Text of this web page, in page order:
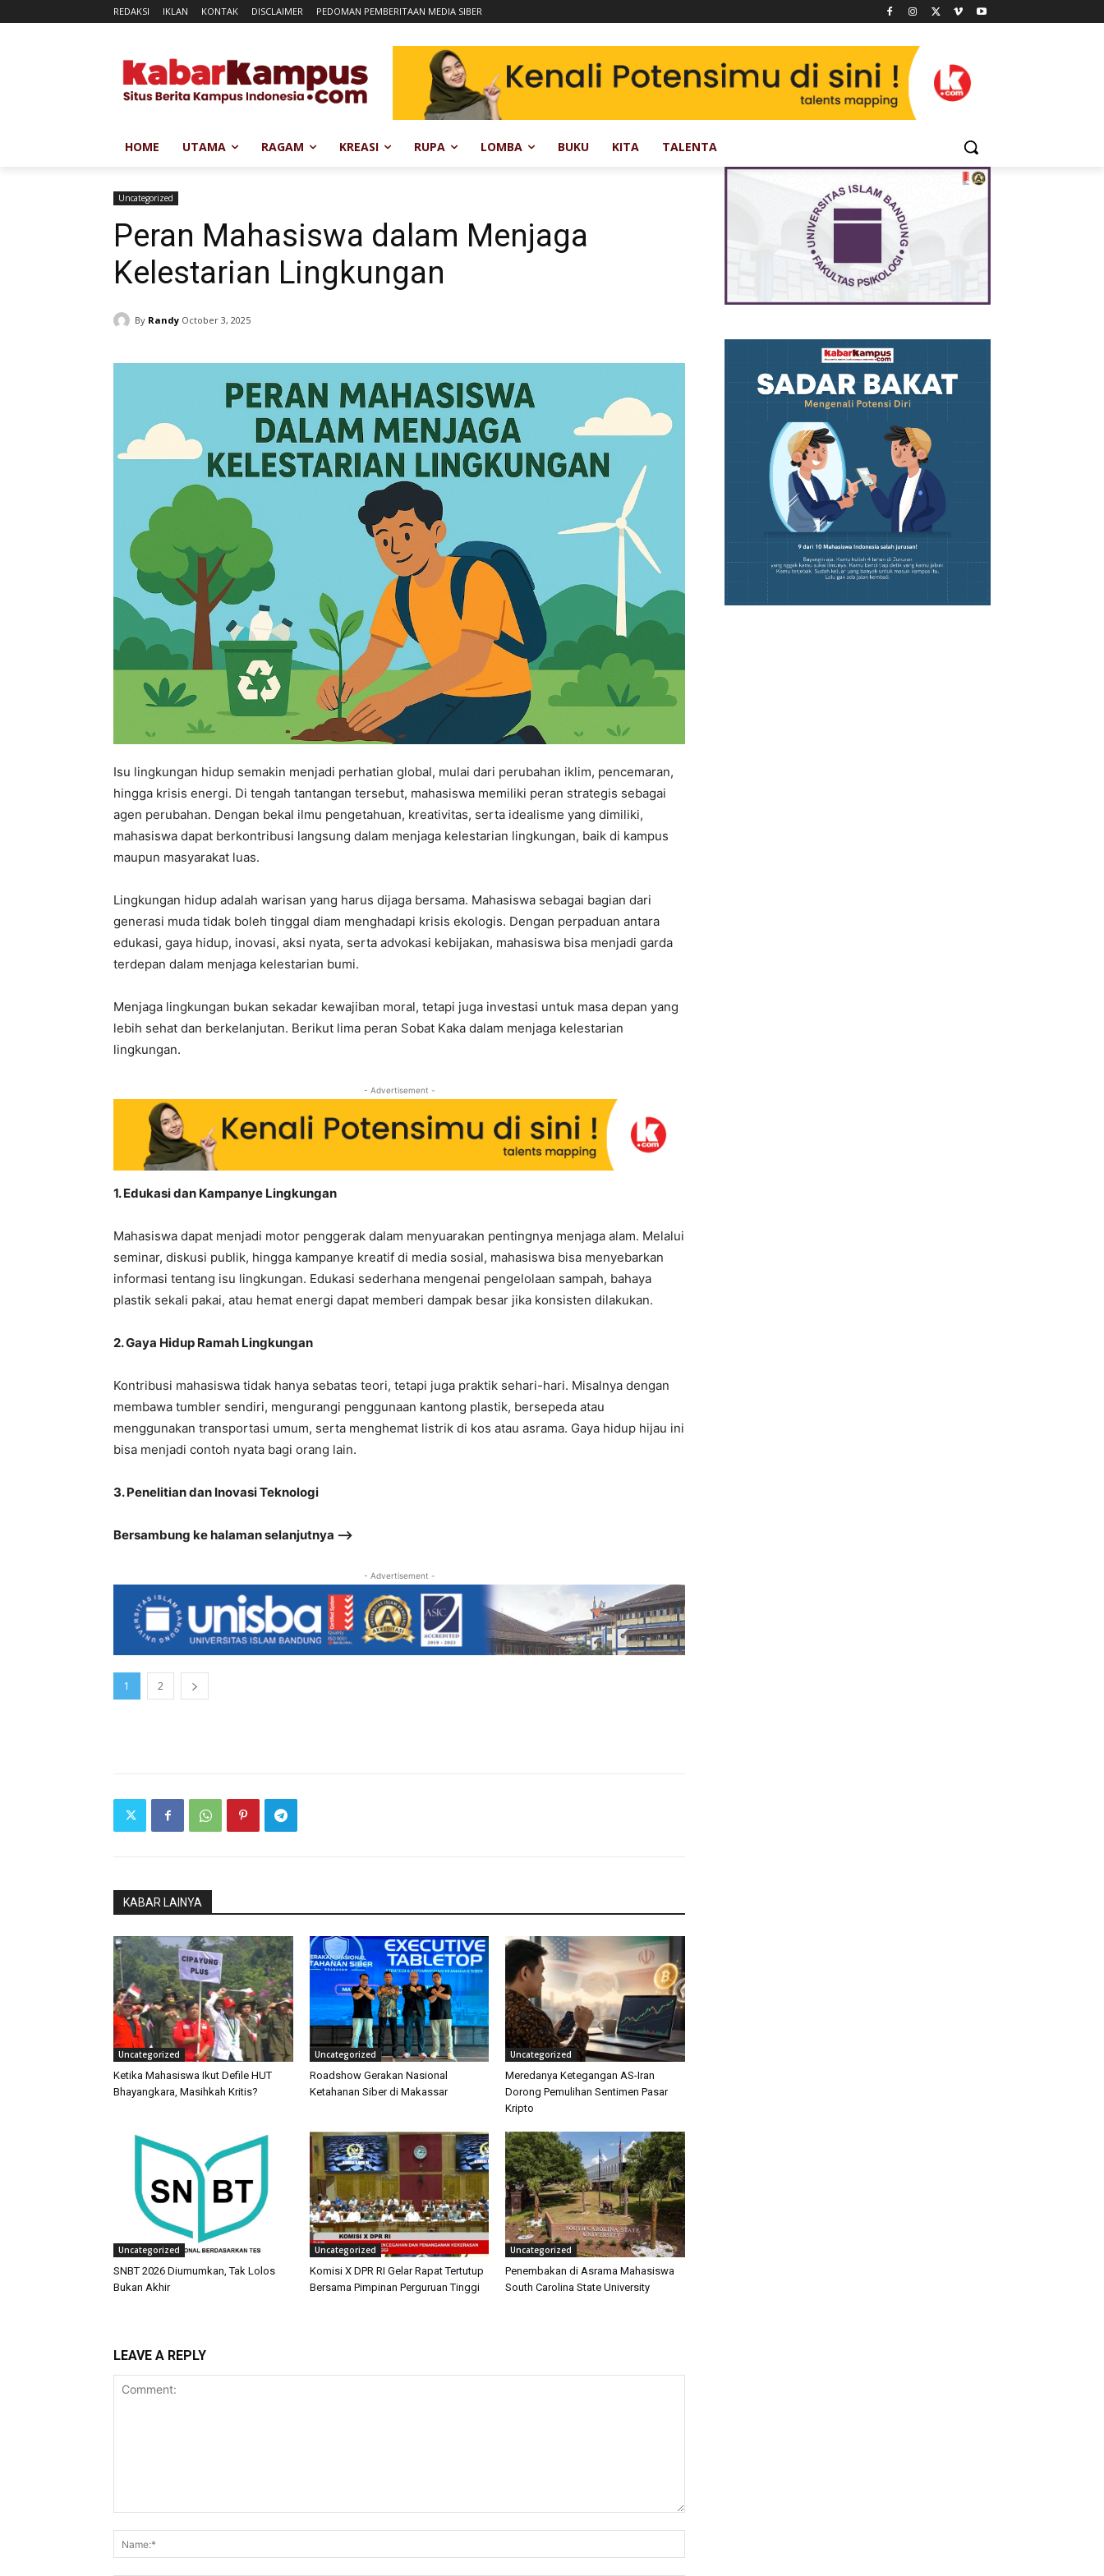
REDAKSI IKLAN KONTAK DISCLAIMER PEDOMAN PEMBERITAAN MEDIA SIBER
HOME UTAMA RAGAM KREASI RUPA LOMBA BUKU KITA TALENTA
Uncategorized
Peran Mahasiswa dalam Menjaga
Kelestarian Lingkungan
By Randy October 3, 2025
Isu lingkungan hidup semakin menjadi perhatian global, mulai dari perubahan iklim, pencemaran,
hingga krisis energi. Di tengah tantangan tersebut, mahasiswa memiliki peran strategis sebagai
agen perubahan. Dengan bekal ilmu pengetahuan, kreativitas, serta idealisme yang dimiliki,
mahasiswa dapat berkontribusi langsung dalam menjaga kelestarian lingkungan, baik di kampus
maupun masyarakat luas.
Lingkungan hidup adalah warisan yang harus dijaga bersama. Mahasiswa sebagai bagian dari
generasi muda tidak boleh tinggal diam menghadapi krisis ekologis. Dengan perpaduan antara
edukasi, gaya hidup, inovasi, aksi nyata, serta advokasi kebijakan, mahasiswa bisa menjadi garda
terdepan dalam menjaga kelestarian bumi.
Menjaga lingkungan bukan sekadar kewajiban moral, tetapi juga investasi untuk masa depan yang
lebih sehat dan berkelanjutan. Berikut lima peran Sobat Kaka dalam menjaga kelestarian
lingkungan.
- Advertisement -
1. Edukasi dan Kampanye Lingkungan
Mahasiswa dapat menjadi motor penggerak dalam menyuarakan pentingnya menjaga alam. Melalui
seminar, diskusi publik, hingga kampanye kreatif di media sosial, mahasiswa bisa menyebarkan
informasi tentang isu lingkungan. Edukasi sederhana mengenai pengelolaan sampah, bahaya
plastik sekali pakai, atau hemat energi dapat memberi dampak besar jika konsisten dilakukan.
2. Gaya Hidup Ramah Lingkungan
Kontribusi mahasiswa tidak hanya sebatas teori, tetapi juga praktik sehari-hari. Misalnya dengan
membawa tumbler sendiri, mengurangi penggunaan kantong plastik, bersepeda atau
menggunakan transportasi umum, serta menghemat listrik di kos atau asrama. Gaya hidup hijau ini
bisa menjadi contoh nyata bagi orang lain.
3. Penelitian dan Inovasi Teknologi
Bersambung ke halaman selanjutnya –>
- Advertisement -
1 2
KABAR LAINYA
Uncategorized
Ketika Mahasiswa Ikut Defile HUT
Bhayangkara, Masihkah Kritis?
Uncategorized
Roadshow Gerakan Nasional
Ketahanan Siber di Makassar
Uncategorized
Meredanya Ketegangan AS-Iran
Dorong Pemulihan Sentimen Pasar
Kripto
Uncategorized
SNBT 2026 Diumumkan, Tak Lolos
Bukan Akhir
Uncategorized
Komisi X DPR RI Gelar Rapat Tertutup
Bersama Pimpinan Perguruan Tinggi
Uncategorized
Penembakan di Asrama Mahasiswa
South Carolina State University
LEAVE A REPLY